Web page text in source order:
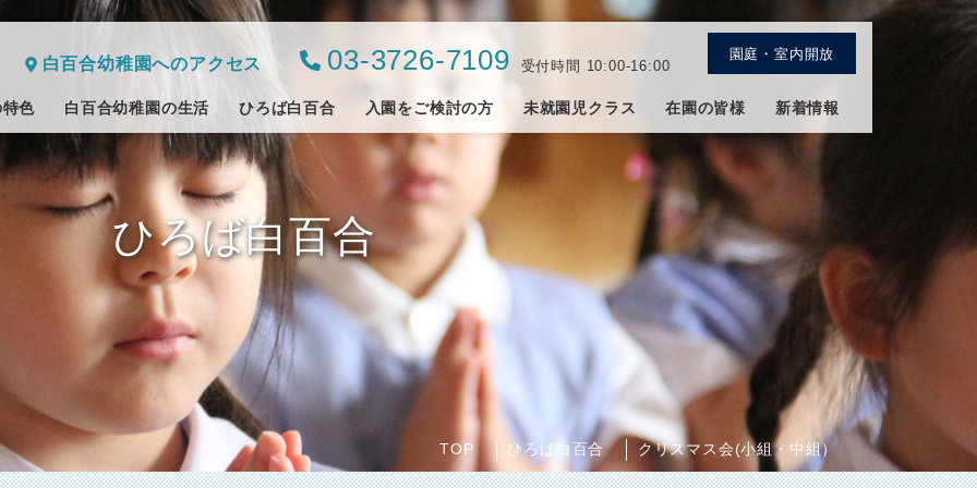
白百合幼稚園へのアクセス 03-3726-7109 受付時間 10:00-16:00
園庭・室内開放
色 白百合幼稚園の生活 ひろば白百合 入園をご検討の方 未就園児クラス 在園の皆様 新着情報
ひろば白百合
TOP ひろば白百合 クリスマス会(小組・中組）